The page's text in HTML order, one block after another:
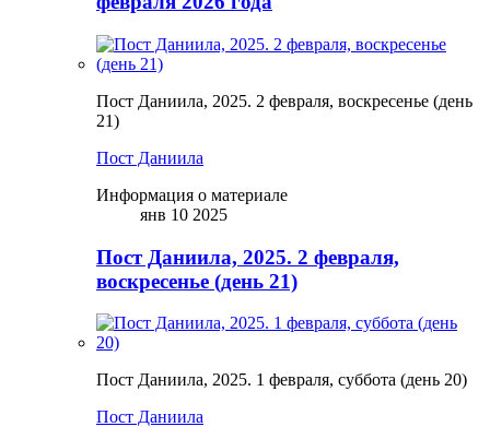
Пост Даниила, 2025. 2 февраля, воскресенье (день
21)
Пост Даниила
Информация о материале
янв 10 2025
Пост Даниила, 2025. 2 февраля,
воскресенье (день 21)
Пост Даниила, 2025. 1 февраля, суббота (день 20)
Пост Даниила